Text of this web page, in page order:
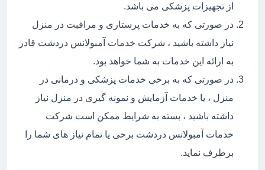
از تجهیزات پزشکی می باشد.
در صورتی که به خدمات پرستاری و مراقبت در منزل
نیاز داشته باشید ، شرکت خدمات آمبولانس دردشت قادر
به ارائه این خدمات به شما خواهد بود.
در صورتی که به برخی خدمات پزشکی و درمانی در
منزل ، یا خدمات آزمایش و نمونه گیری در منزل نیاز
داشته باشید ، بسته به شرایط ممکن است شرکت
خدمات آمبولانس دردشت برخی یا تمام نیاز های شما را
برطرف نماید.